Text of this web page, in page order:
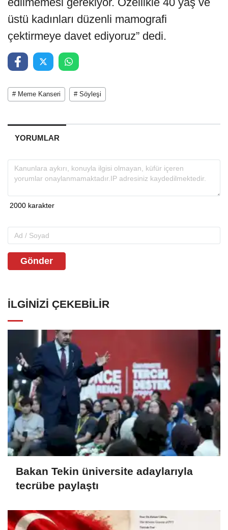
üstü kadınları düzenli mamografi
çektirmeye davet ediyoruz” dedi.
# Meme Kanseri # Söyleşi
YORUMLAR
Gönder
İLGINIZI ÇEKEBILIR
Bakan Tekin üniversite adaylarıyla
tecrübe paylaştı